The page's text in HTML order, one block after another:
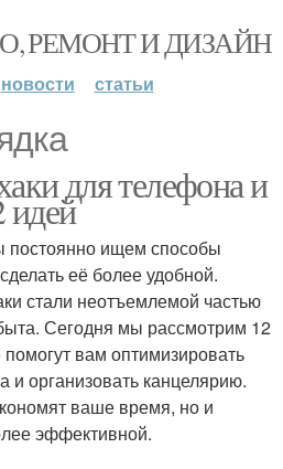
РЕМОНТ И ДИЗАЙН
новости статьи
для телефона и
идей
ищем способы
её более удобной.
стали неотъемлемой частью
Сегодня мы рассмотрим 12
вам оптимизировать
и организовать канцелярию.
ваше время, но и
эффективной.